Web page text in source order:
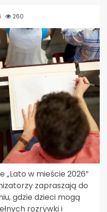
260
„Lato w mieście 2026”
zapraszają do
gdzie dzieci mogą
rozrywki i